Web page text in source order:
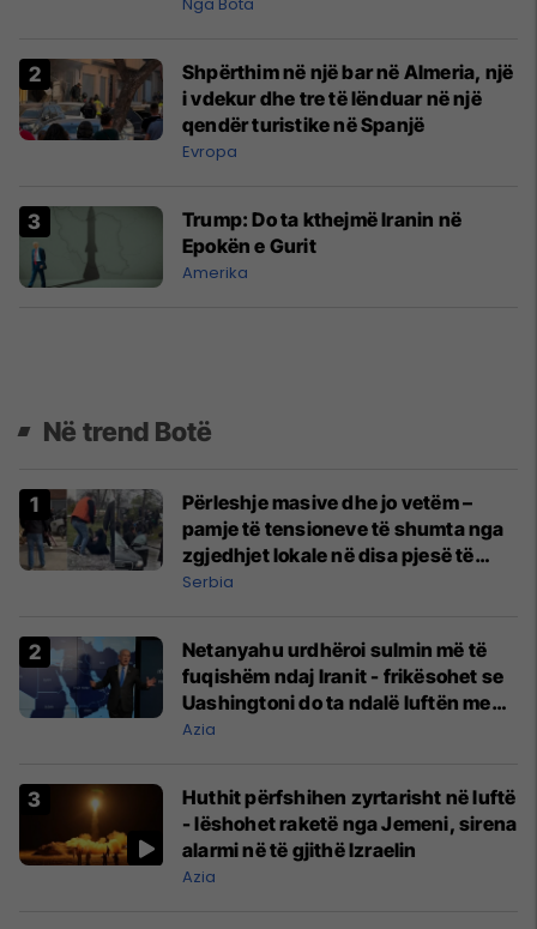
Shpërthim në një bar në Almeria, një
i vdekur dhe tre të lënduar në një
qendër turistike në Spanjë
Evropa
Trump: Do ta kthejmë Iranin në
Epokën e Gurit
Amerika
Në trend Botë
Përleshje masive dhe jo vetëm –
pamje të tensioneve të shumta nga
zgjedhjet lokale në disa pjesë të
Serbisë
Serbia
Netanyahu urdhëroi sulmin më të
fuqishëm ndaj Iranit - frikësohet se
Uashingtoni do ta ndalë luftën me
Teheranin
Azia
Huthit përfshihen zyrtarisht në luftë
- lëshohet raketë nga Jemeni, sirena
alarmi në të gjithë Izraelin
Azia